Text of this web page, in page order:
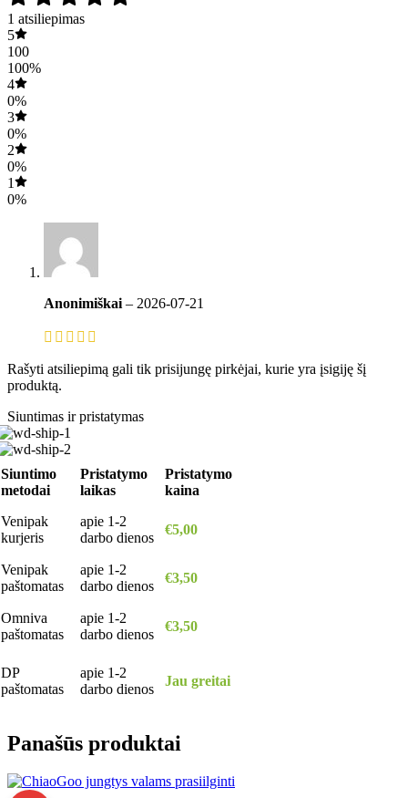
1 atsiliepimas
5
100
100%
4
0%
3
0%
2
0%
1
0%
Anonimiškai – 2026-07-21
Rašyti atsiliepimą gali tik prisijungę pirkėjai, kurie yra įsigiję šį
produktą.
Siuntimas ir pristatymas
Siuntimo
metodai
Pristatymo
laikas
Pristatymo
kaina
Venipak
kurjeris
apie 1-2
darbo dienos
€5,00
Venipak
paštomatas
apie 1-2
darbo dienos
€3,50
Omniva
paštomatas
apie 1-2
darbo dienos
€3,50
DP
paštomatas
apie 1-2
darbo dienos
Jau greitai
Panašūs produktai